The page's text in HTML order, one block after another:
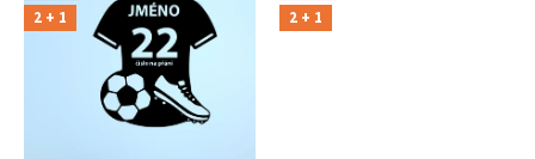
2 + 1
2 + 1